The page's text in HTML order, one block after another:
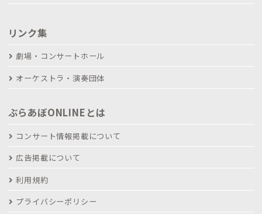
リンク集
劇場・コンサートホール
オーケストラ・演奏団体
ぶらあぼONLINEとは
コンサート情報掲載について
広告掲載について
利用規約
プライバシーポリシー